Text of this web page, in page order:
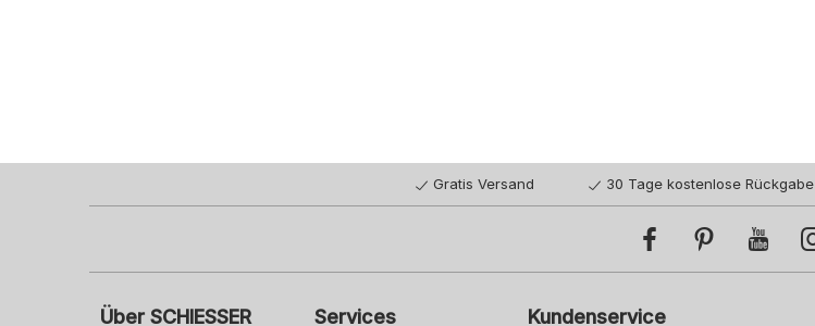
Gratis Versand 30 Tage kostenlose Rückgabe
Über SCHIESSER Services Kundenservice